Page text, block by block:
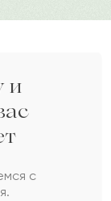
с Pro-buket.
2022-05-27
2022-03-05
2022-03-02
и
с